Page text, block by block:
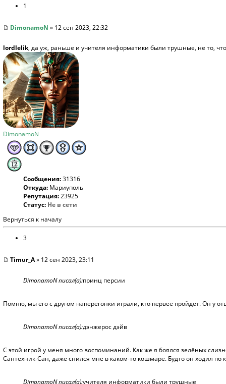
1
DimonamoN » 12 сен 2023, 22:32
lordlelik, да уж, раньше и учителя информатики были трушные, не то,
DimonamoN
Сообщения:31316
Откуда: Мариуполь
Репутация:23925
Статус: Не в сети
Вернуться к началу
3
Timur_A» 12 сен 2023, 23:11
DimonamoN писал(а):принц персии
Помню, мы его с другом наперегонки играли, кто первее пройдёт. Он у
DimonamoN писал(а):дэнжерос дэйв
С этой игрой у меня много воспоминаний. Как же я боялся зелёных
Сантехник-Сан, даже снился мне в каком-то кошмаре. Будто он ходил по
DimonamoN писал(а):учителя информатики были трушные